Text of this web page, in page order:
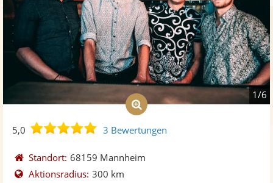
1/6
5,0
5,0
5
Sternen
3 Bewertungen
Standort: 68159 Mannheim
Aktionsradius: 300 km